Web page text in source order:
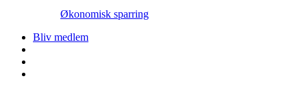
Økonomisk sparring
Bliv medlem